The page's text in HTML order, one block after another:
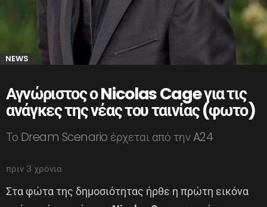
NEWS
Αγνώριστος ο Nicolas Cage για τις
ανάγκες της νέας του ταινίας (φωτο)
Το Dream Scenario έρχεται από την A24
πριν 3 χρόνια
Στα φώτα της δημοσιότητας ήρθε η πρώτη εικόνα